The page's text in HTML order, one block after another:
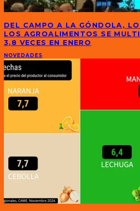
DEL CAMPO A LA GÓNDOLA,
LOS AGROALIMENTOS SE
3,8 VECES EN ENERO
NOVEDADES